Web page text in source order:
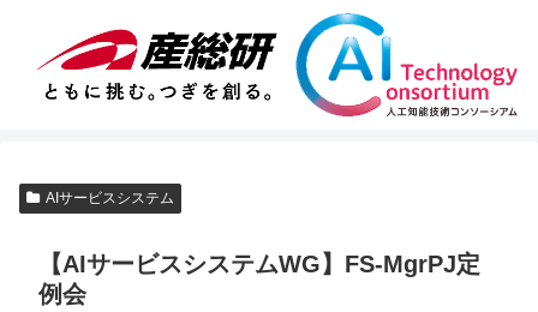
AIサービスシステム
【AIサービスシステムWG】FS-MgrPJ定
例会